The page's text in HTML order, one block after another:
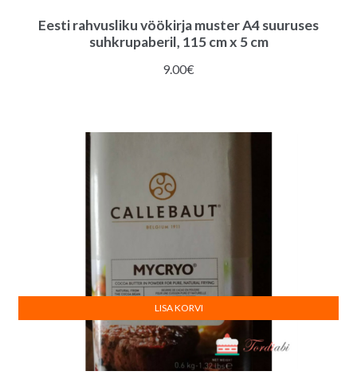
Eesti rahvusliku vöökirja muster A4 suuruses
suhkrupaberil, 115 cm x 5 cm
9.00€
LISA KORVI